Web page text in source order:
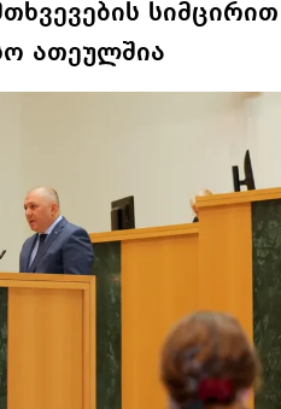
სიმცირით
ათეულშია